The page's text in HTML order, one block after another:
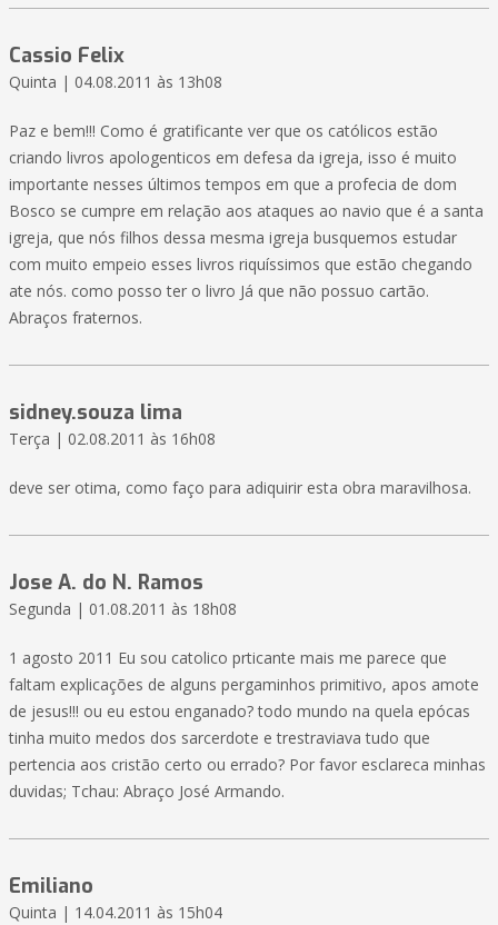
Cassio Felix
Quinta | 04.08.2011 às 13h08
Paz e bem!!! Como é gratificante ver que os católicos estão
criando livros apologenticos em defesa da igreja, isso é muito
importante nesses últimos tempos em que a profecia de dom
Bosco se cumpre em relação aos ataques ao navio que é a santa
igreja, que nós filhos dessa mesma igreja busquemos estudar
com muito empeio esses livros riquíssimos que estão chegando
ate nós. como posso ter o livro Já que não possuo cartão.
Abraços fraternos.
sidney.souza lima
Terça | 02.08.2011 às 16h08
deve ser otima, como faço para adiquirir esta obra maravilhosa.
Jose A. do N. Ramos
Segunda | 01.08.2011 às 18h08
1 agosto 2011 Eu sou catolico prticante mais me parece que
faltam explicações de alguns pergaminhos primitivo, apos amote
de jesus!!! ou eu estou enganado? todo mundo na quela epócas
tinha muito medos dos sarcerdote e trestraviava tudo que
pertencia aos cristão certo ou errado? Por favor esclareca minhas
duvidas; Tchau: Abraço José Armando.
Emiliano
Quinta | 14.04.2011 às 15h04